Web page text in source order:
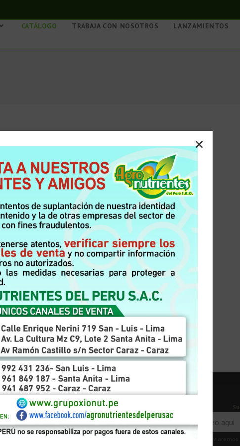
CATÁLOGO TRABAJA CON NOSOTROS LANZAMIENTOS
Contáctanos
Dirección - Waze:
Urb. Las Torres de Carabayllo Lima-Perú